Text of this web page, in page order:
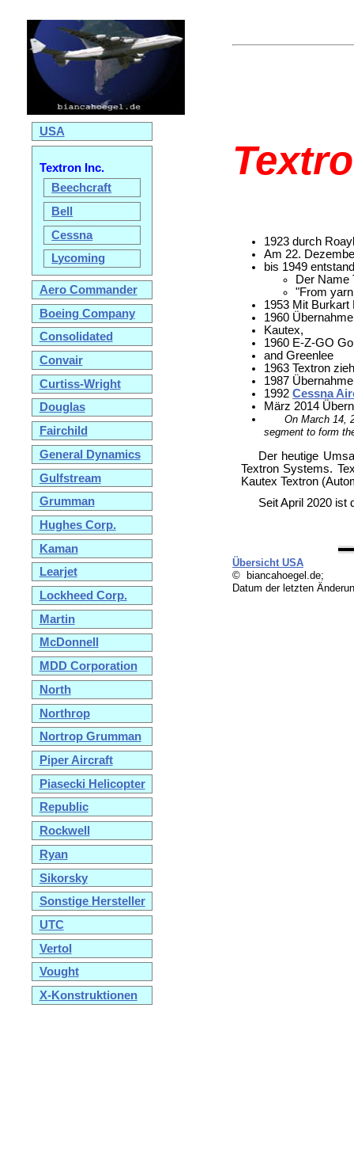
USA
Textron Inc.
Beechcraft
Bell
Cessna
Lycoming
Aero Commander
Boeing Company
Consolidated
Convair
Curtiss-Wright
Douglas
Fairchild
General Dynamics
Gulfstream
Grumman
Hughes Corp.
Kaman
Learjet
Lockheed Corp.
Martin
McDonnell
MDD Corporation
North
Northrop
Nortrop Grumman
Piper Aircraft
Piasecki Helicopter
Republic
Rockwell
Ryan
Sikorsky
Sonstige Hersteller
UTC
Vertol
Vought
X-Konstruktionen
1923 durch
Am 22.
bis 1949
Der Name
"From
1953 Mit Burkart
1960
Kautex,
1960 E-Z-GO
and Greenlee
1963 Textron
1987
1992 Cessna
März 2014
On March 14,
segment to form
Der heutige
Textron Systems.
Kautex Textron
Seit April 2020 ist
Übersicht USA
© biancahoegel.de;
Datum der letzten